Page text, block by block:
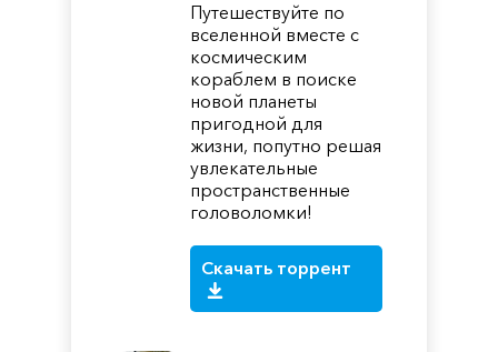
Путешествуйте по
вселенной вместе с
космическим
кораблем в поиске
новой планеты
пригодной для
жизни, попутно решая
увлекательные
пространственные
головоломки!
Скачать торрент